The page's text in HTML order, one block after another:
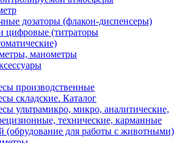
дозаторы (флакон-диспенсеры)
цифровые (титраторы
манометры
производственные
складские. Каталог
ультрамикро, микро, аналитические,
технические, карманные
(обрудование для работы с животными)